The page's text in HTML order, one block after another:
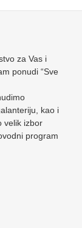
za Vas i
ponudi “Sve
kao i
velik izbor
program